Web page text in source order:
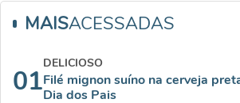
MAISACESSADAS
01
DELICIOSO
Filé mignon suíno na cerveja
Dia dos Pais